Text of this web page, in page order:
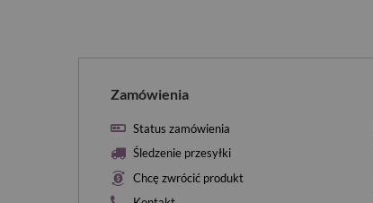
Zamówienia
Status zamówienia
Śledzenie przesyłki
Chcę zwrócić produkt